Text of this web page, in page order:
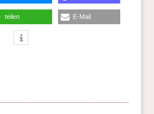
teilen E-Mail